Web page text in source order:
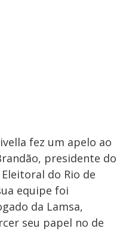
fez um apelo ao
presidente do
do Rio de
equipe foi
da Lamsa,
seu papel no de